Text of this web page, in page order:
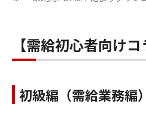
【需給初心者向け
初級編（需給業務編）